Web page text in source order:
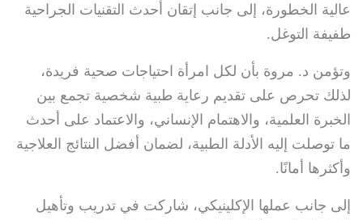
عالية الخطورة، إلى جانب إتقان أحدث التقنيات الجراحية
طفيفة التوغل.
وتؤمن د. مروة بأن لكل امرأة احتياجات صحية فريدة،
لذلك تحرص على تقديم رعاية طبية شخصية تجمع بين
الخبرة العلمية، والاهتمام الإنساني، والاعتماد على أحدث
ما توصلت إليه الأدلة الطبية، لضمان أفضل النتائج العلاجية
وأكثرها أمانًا.
إلى جانب عملها الإكلينيكي، شاركت في تدريب وتأهيل